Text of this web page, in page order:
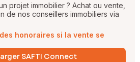
projet immobilier ? Achat ou vente,
de nos conseillers immobiliers via
honoraires si la vente se
SAFTI Connect